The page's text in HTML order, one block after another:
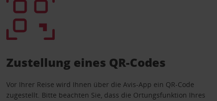
Zustellung eines QR-Codes
Vor Ihrer Reise wird Ihnen über die Avis-App ein QR-Code
zugestellt. Bitte beachten Sie, dass die Ortungsfunktion Ihres